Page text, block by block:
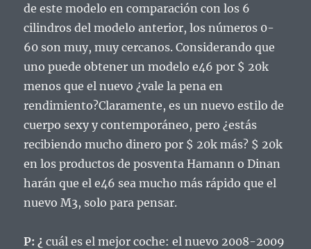
de este modelo en comparación con los 6
cilindros del modelo anterior, los números 0-
60 son muy, muy cercanos. Considerando que
uno puede obtener un modelo e46 por $ 20k
menos que el nuevo ¿vale la pena en
rendimiento?Claramente, es un nuevo estilo de
cuerpo sexy y contemporáneo, pero ¿estás
recibiendo mucho dinero por $ 20k más? $ 20k
en los productos de posventa Hamann o Dinan
harán que el e46 sea mucho más rápido que el
nuevo M3, solo para pensar.
P: ¿ cuál es el mejor coche: el nuevo 2008-2009